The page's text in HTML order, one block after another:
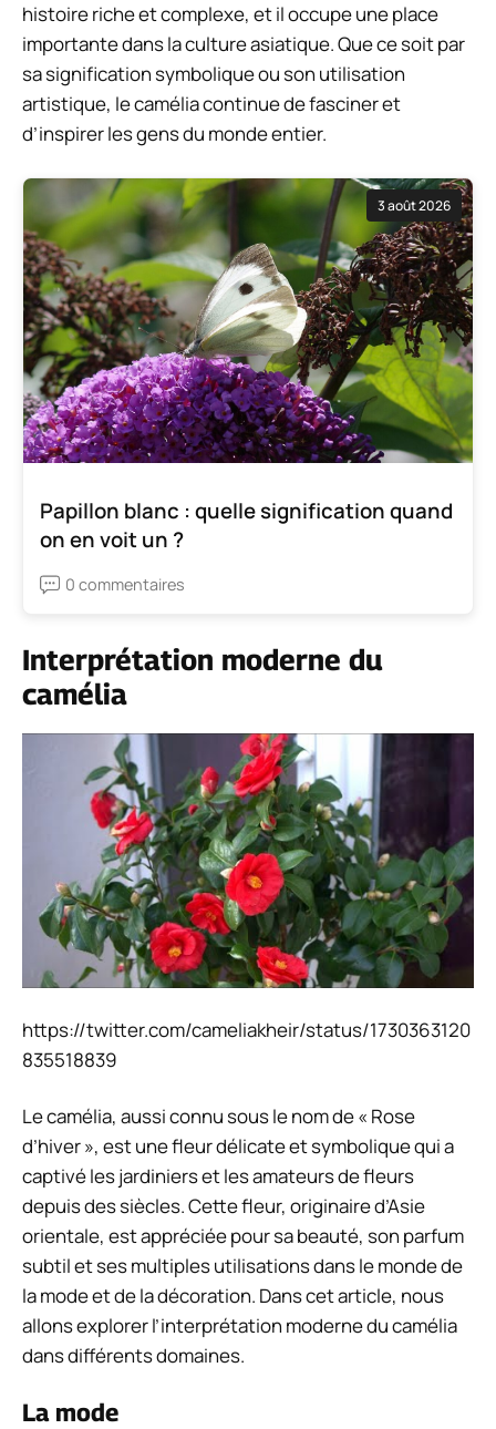
histoire riche et complexe, et il occupe une place
importante dans la culture asiatique. Que ce soit par
sa signification symbolique ou son utilisation
artistique, le camélia continue de fasciner et
d’inspirer les gens du monde entier.
3 août 2026
Papillon blanc : quelle signification quand
on en voit un ?
0 commentaires
Interprétation moderne du
camélia
https://twitter.com/cameliakheir/status/1730363120
835518839
Le camélia, aussi connu sous le nom de « Rose
d’hiver », est une fleur délicate et symbolique qui a
captivé les jardiniers et les amateurs de fleurs
depuis des siècles. Cette fleur, originaire d’Asie
orientale, est appréciée pour sa beauté, son parfum
subtil et ses multiples utilisations dans le monde de
la mode et de la décoration. Dans cet article, nous
allons explorer l’interprétation moderne du camélia
dans différents domaines.
La mode